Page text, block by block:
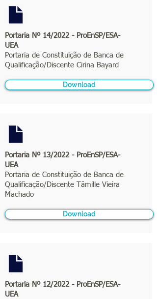
Portaria Nº 14/2022 - ProEnSP/ESA-
UEA
Portaria de Constituição de Banca de
Qualificação/Discente Cirina Bayard
Download
Portaria Nº 13/2022 - ProEnSP/ESA-
UEA
Portaria de Constituição de Banca de
Qualificação/Discente Tâmille Vieira
Machado
Download
Portaria Nº 12/2022 - ProEnSP/ESA-
UEA